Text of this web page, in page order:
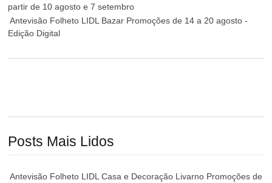
partir de 10 agosto e 7 setembro
Antevisão Folheto LIDL Bazar Promoções de 14 a 20 agosto -
Edição Digital
Posts Mais Lidos
Antevisão Folheto LIDL Casa e Decoração Livarno Promoções de